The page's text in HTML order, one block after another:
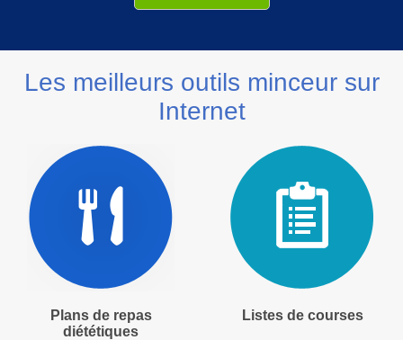
Les meilleurs outils minceur sur
Internet
Plans de repas
diététiques
Listes de courses